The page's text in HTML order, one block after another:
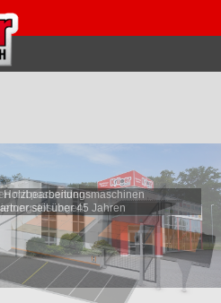
Holzbearbeitungsmaschinen
seit über 45 Jahren
mit passenden